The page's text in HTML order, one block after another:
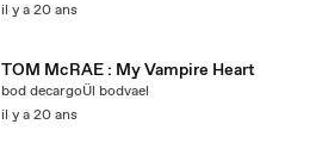
il y a 20 ans
TOM McRAE : My Vampire Heart
bod decargoÜl bodvael
il y a 20 ans